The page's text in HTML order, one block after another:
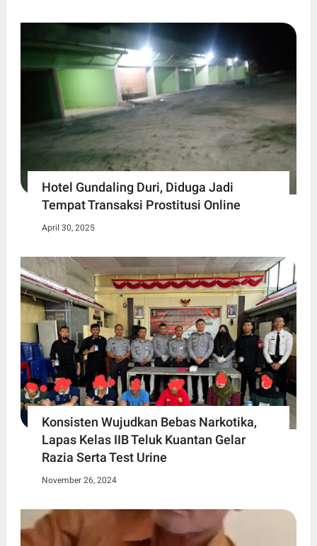
Hotel Gundaling Duri, Diduga Jadi
Tempat Transaksi Prostitusi Online
April 30, 2025
Konsisten Wujudkan Bebas Narkotika,
Lapas Kelas IIB Teluk Kuantan Gelar
Razia Serta Test Urine
November 26, 2024